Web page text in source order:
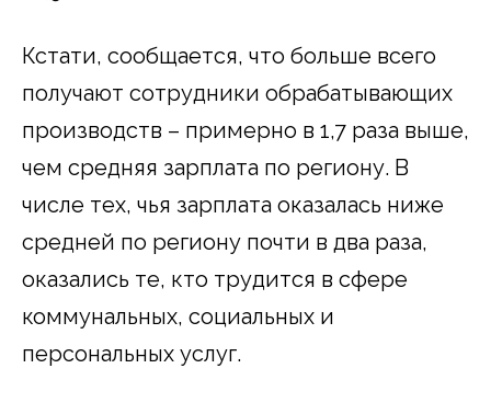
Кстати, сообщается, что больше всего
получают сотрудники обрабатывающих
производств – примерно в 1,7 раза выше,
чем средняя зарплата по региону. В
числе тех, чья зарплата оказалась ниже
средней по региону почти в два раза,
оказались те, кто трудится в сфере
коммунальных, социальных и
персональных услуг.